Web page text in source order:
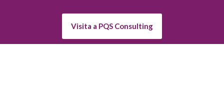
Visita a PQS Consulting